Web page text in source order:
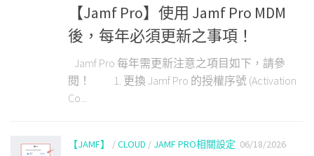
【Jamf Pro】使用 Jamf Pro MDM
後，每年必須更新之事項！
Jamf Pro 每年需更新注意之項目如下，請參
閱！ 1. 更換 Jamf Pro 的授權序號 (Activation
Co...
【JAMF】 /CLOUD / JAMF PRO相關設定 06/18/2026